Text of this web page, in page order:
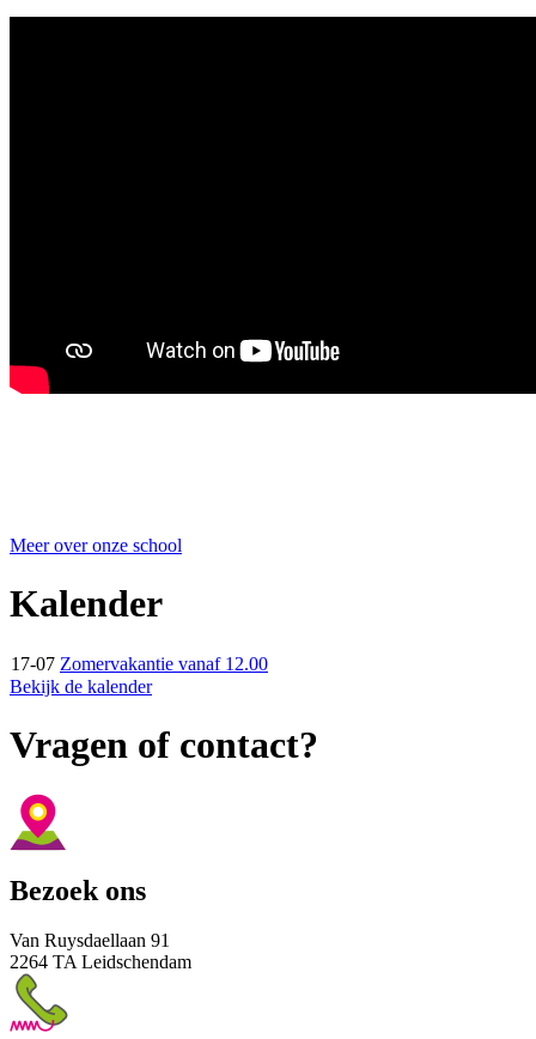
Meer over onze school
Kalender
17-07 Zomervakantie vanaf 12.00
Bekijk de kalender
Vragen of contact?
Bezoek ons
Van Ruysdaellaan 91
2264 TA Leidschendam